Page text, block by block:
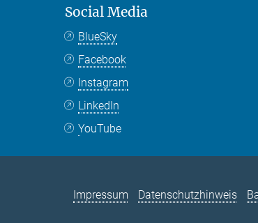
Social Media
BlueSky
Facebook
Instagram
LinkedIn
YouTube
Impressum Datenschutzhinweis